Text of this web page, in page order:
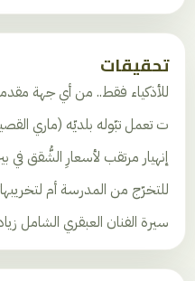
تحقيقات
للأذكياء فقط.. من أي جهة
ت تعمل تبّوله بلديّه (ماري
إنهيار مرتقب لأسعارِ الشُّقق في
للتخرّج من المدرسة أم
سيرة الفنان العبقري الشامل